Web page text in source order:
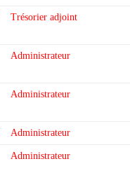
Trésorier adjoint
Administrateur
Administrateur
Administrateur
Administrateur